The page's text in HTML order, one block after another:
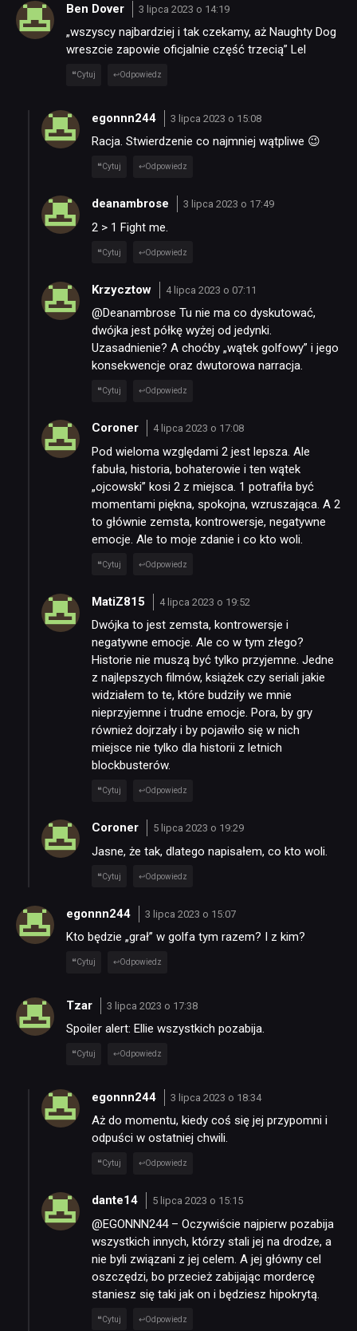
RETRO
TECHNOLOGIE
DYSKUSJE
SKLEP
Ben Dover 3 lipca 2023 o 14:19
„wszyscy najbardziej i tak czekamy, aż Naughty Dog
wreszcie zapowie oficjalnie część trzecią” Lel
Cytuj Odpowiedz
egonnn244 3 lipca 2023 o 15:08
Racja. Stwierdzenie co najmniej wątpliwe 😉
Cytuj Odpowiedz
deanambrose 3 lipca 2023 o 17:49
2 > 1 Fight me.
Cytuj Odpowiedz
Krzycztow 4 lipca 2023 o 07:11
@Deanambrose Tu nie ma co dyskutować,
dwójka jest półkę wyżej od jedynki.
Uzasadnienie? A choćby „wątek golfowy” i jego
konsekwencje oraz dwutorowa narracja.
Cytuj Odpowiedz
Coroner 4 lipca 2023 o 17:08
Pod wieloma względami 2 jest lepsza. Ale
fabuła, historia, bohaterowie i ten wątek
„ojcowski” kosi 2 z miejsca. 1 potrafiła być
momentami piękna, spokojna, wzruszająca. A 2
to głównie zemsta, kontrowersje, negatywne
emocje. Ale to moje zdanie i co kto woli.
Cytuj Odpowiedz
MatiZ815 4 lipca 2023 o 19:52
Dwójka to jest zemsta, kontrowersje i
negatywne emocje. Ale co w tym złego?
Historie nie muszą być tylko przyjemne. Jedne
z najlepszych filmów, książek czy seriali jakie
widziałem to te, które budziły we mnie
nieprzyjemne i trudne emocje. Pora, by gry
również dojrzały i by pojawiło się w nich
miejsce nie tylko dla historii z letnich
blockbusterów.
Cytuj Odpowiedz
Coroner 5 lipca 2023 o 19:29
Jasne, że tak, dlatego napisałem, co kto woli.
Cytuj Odpowiedz
egonnn244 3 lipca 2023 o 15:07
Kto będzie „grał” w golfa tym razem? I z kim?
Cytuj Odpowiedz
Tzar 3 lipca 2023 o 17:38
Spoiler alert: Ellie wszystkich pozabija.
Cytuj Odpowiedz
egonnn244 3 lipca 2023 o 18:34
Aż do momentu, kiedy coś się jej przypomni i
odpuści w ostatniej chwili.
Cytuj Odpowiedz
dante14 5 lipca 2023 o 15:15
@EGONNN244 – Oczywiście najpierw pozabija
wszystkich innych, którzy stali jej na drodze, a
nie byli związani z jej celem. A jej główny cel
oszczędzi, bo przecież zabijając mordercę
staniesz się taki jak on i będziesz hipokrytą.
Cytuj Odpowiedz